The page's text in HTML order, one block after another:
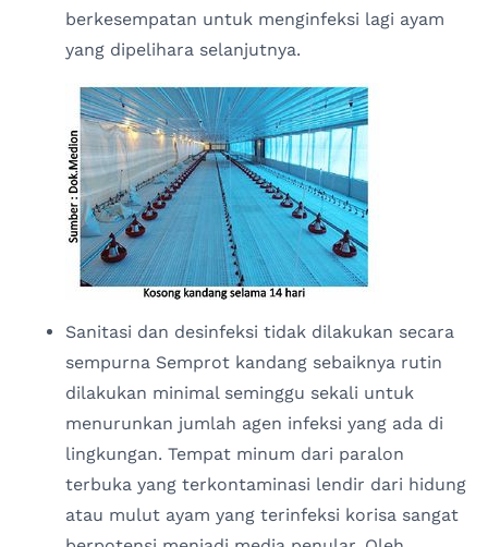
berkesempatan untuk menginfeksi lagi ayam
yang dipelihara selanjutnya.
Sanitasi dan desinfeksi tidak dilakukan secara
sempurna Semprot kandang sebaiknya rutin
dilakukan minimal seminggu sekali untuk
menurunkan jumlah agen infeksi yang ada di
lingkungan. Tempat minum dari paralon
terbuka yang terkontaminasi lendir dari hidung
atau mulut ayam yang terinfeksi korisa sangat